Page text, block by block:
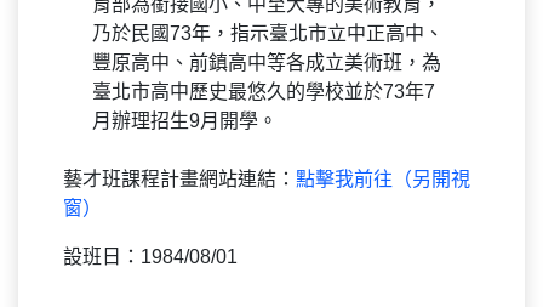
育部為銜接國小、中至大專的美術教育，
乃於民國73年，指示臺北市立中正高中、
豐原高中、前鎮高中等各成立美術班，為
臺北市高中歷史最悠久的學校並於73年7
月辦理招生9月開學。
藝才班課程計畫網站連結： 點擊我前往（另開視
窗）
設班日：1984/08/01